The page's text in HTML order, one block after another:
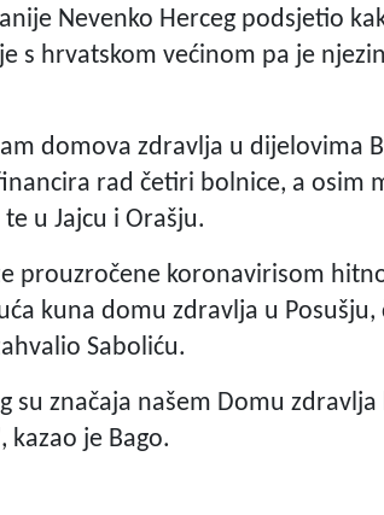
Nevenko Herceg podsjetio
s hrvatskom većinom pa je
domova zdravlja u dijelovima
rad četiri bolnice, a osim
u Jajcu i Orašju.
prouzročene koronavirisom
kuna domu zdravlja u Posušju,
Saboliću.
su značaja našem Domu zdravlja
je Bago.